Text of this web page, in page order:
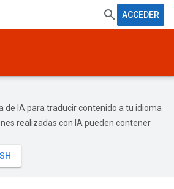
ACCEDER
de IA para traducir contenido a tu idioma
realizadas con IA pueden contener